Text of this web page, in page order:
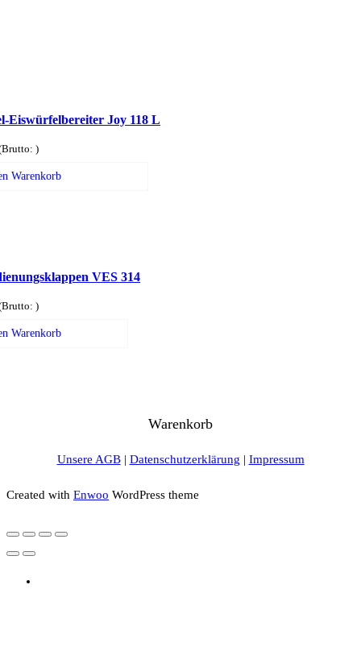
Eiswürfelbereiter Joy 118 L
)
Warenkorb
VES 314
)
Warenkorb
Warenkorb
Unsere AGB| Datenschutzerklärung | Impressum
Created with Enwoo WordPress theme